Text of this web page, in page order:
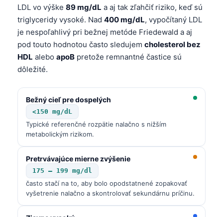
LDL vo výške 89 mg/dL a aj tak zľahčiť riziko, keď sú
triglyceridy vysoké. Nad 400 mg/dL, vypočítaný LDL
je nespoľahlivý pri bežnej metóde Friedewald a aj
pod touto hodnotou často sledujem cholesterol bez
HDL alebo apoB pretože remnantné častice sú
dôležité.
Bežný cieľ pre dospelých
<150 mg/dL
Typické referenčné rozpätie nalačno s nižším
metabolickým rizikom.
Pretrvávajúce mierne zvýšenie
175 – 199 mg/dl
často stačí na to, aby bolo opodstatnené zopakovať
vyšetrenie nalačno a skontrolovať sekundárnu príčinu.